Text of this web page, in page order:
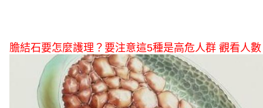
膽結石要怎麼護理？要注意這5種是高危人群 觀看人